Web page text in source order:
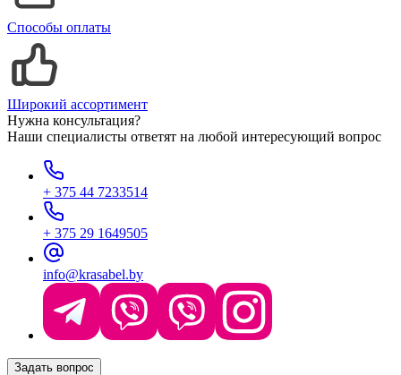
Способы оплаты
Широкий ассортимент
Нужна консультация?
Наши специалисты ответят на любой интересующий вопрос
+ 375 44 7233514
+ 375 29 1649505
info@krasabel.by
Задать вопрос